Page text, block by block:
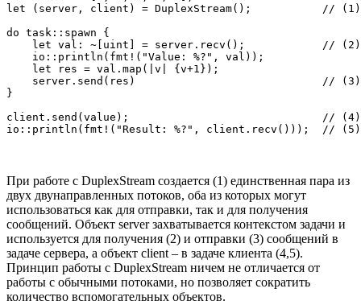
let (server, client) = DuplexStream();           // (1)
do task::spawn {
    let val: ~[uint] = server.recv();            // (2)
    io::println(fmt!("Value: %?", val));
    let res = val.map(|v| {v+1});
    server.send(res)                             // (3)
}
client.send(value);                              // (4)
При работе с DuplexStream создается (1) единственная пара из
двух двунаправленных потоков, оба из которых могут
использоваться как для отправки, так и для получения
сообщений. Объект server захватывается контекстом задачи и
используется для получения (2) и отправки (3) сообщений в
задаче сервера, а объект client – в задаче клиента (4,5).
Принцип работы с DuplexStream ничем не отличается от
работы с обычными потоками, но позволяет сократить
количество вспомогательных объектов.